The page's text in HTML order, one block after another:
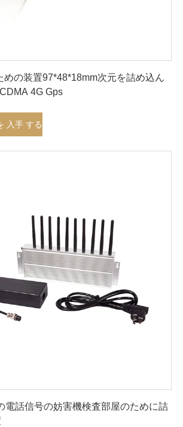
めの装置97*48*18mm次元を詰め込ん
4G Gps
入手 する
電話信号の妨害機検査部屋のために詰